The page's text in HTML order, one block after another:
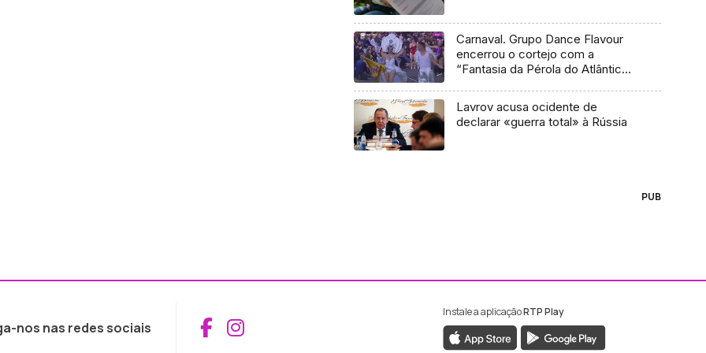
Carnaval. Grupo Dance Flavour
encerrou o cortejo com a
“Fantasia da Pérola do Atlântico”
Lavrov acusa ocidente de
declarar «guerra total» à Rússia
PUB
nos nas redes sociais Aceder ao Facebook da RTP Madeira
Aceder ao Instagram da RTP Madeira
Instale a aplicaçãoRTP Play